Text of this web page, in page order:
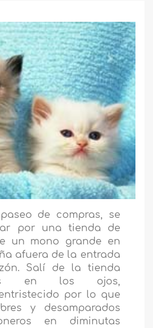
de compras, se
por una tienda de
un mono grande en
afuera de la entrada
Salí de la tienda
en los ojos,
por lo que
y desamparados
en diminutas